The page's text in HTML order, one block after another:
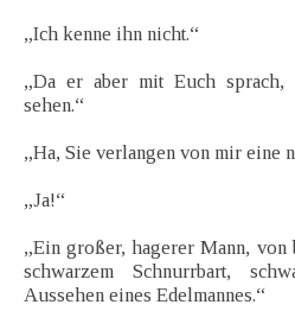
„Ich kenne ihn nicht.“
„Da er aber mit Euch
sehen.“
„Ha, Sie verlangen von mir eine
„Ja!“
„Ein großer, hagerer Mann, von
schwarzem Schnurrbart,
Aussehen eines Edelmannes.“